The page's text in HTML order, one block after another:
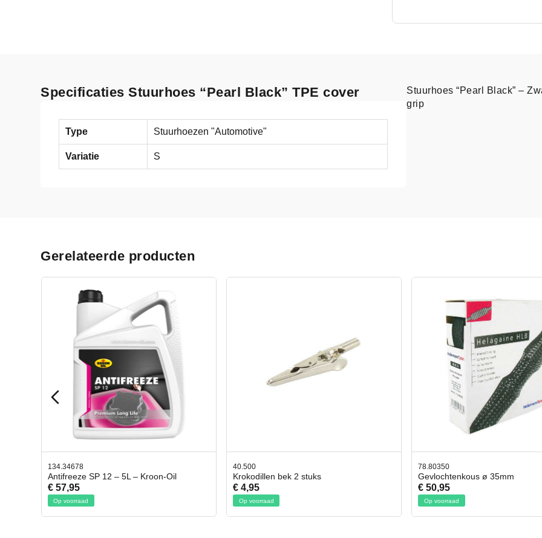
Specificaties Stuurhoes “Pearl Black” TPE cover
Type Stuurhoezen "Automotive"
Variatie S
Stuurhoes “Pearl Black” –
grip
Gerelateerde producten
40.500
Krokodillen bek 2 stuks
€ 4,95
Op voorraad
78.80350
Gevlochtenkous ø 35mm
€ 50,95
Op voorraad
42.59551
Bit- en Doppenset 19 Delig
€ 19,95
Op voorraad